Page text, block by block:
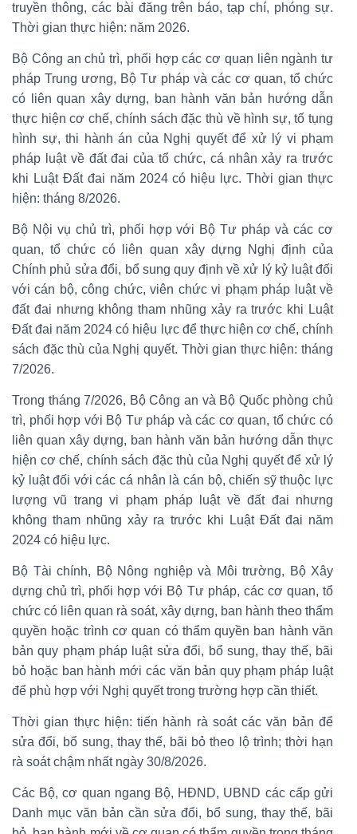
truyền thông, các bài đăng trên báo, tạp chí, phóng sự.
Thời gian thực hiện: năm 2026.
Bộ Công an chủ trì, phối hợp các cơ quan liên ngành tư
pháp Trung ương, Bộ Tư pháp và các cơ quan, tổ chức
có liên quan xây dựng, ban hành văn bản hướng dẫn
thực hiện cơ chế, chính sách đặc thù về hình sự, tố tụng
hình sự, thi hành án của Nghị quyết để xử lý vi phạm
pháp luật về đất đai của tổ chức, cá nhân xảy ra trước
khi Luật Đất đai năm 2024 có hiệu lực. Thời gian thực
hiện: tháng 8/2026.
Bộ Nội vụ chủ trì, phối hợp với Bộ Tư pháp và các cơ
quan, tổ chức có liên quan xây dựng Nghị định của
Chính phủ sửa đổi, bổ sung quy định về xử lý kỷ luật đối
với cán bộ, công chức, viên chức vi phạm pháp luật về
đất đai nhưng không tham nhũng xảy ra trước khi Luật
Đất đai năm 2024 có hiệu lực để thực hiện cơ chế, chính
sách đặc thù của Nghị quyết. Thời gian thực hiện: tháng
7/2026.
Trong tháng 7/2026, Bộ Công an và Bộ Quốc phòng chủ
trì, phối hợp với Bộ Tư pháp và các cơ quan, tổ chức có
liên quan xây dựng, ban hành văn bản hướng dẫn thực
hiện cơ chế, chính sách đặc thù của Nghị quyết để xử lý
kỷ luật đối với các cá nhân là cán bộ, chiến sỹ thuộc lực
lượng vũ trang vi phạm pháp luật về đất đai nhưng
không tham nhũng xảy ra trước khi Luật Đất đai năm
2024 có hiệu lực.
Bộ Tài chính, Bộ Nông nghiệp và Môi trường, Bộ Xây
dựng chủ trì, phối hợp với Bộ Tư pháp, các cơ quan, tổ
chức có liên quan rà soát, xây dựng, ban hành theo thẩm
quyền hoặc trình cơ quan có thẩm quyền ban hành văn
bản quy phạm pháp luật sửa đổi, bổ sung, thay thế, bãi
bỏ hoặc ban hành mới các văn bản quy phạm pháp luật
để phù hợp với Nghị quyết trong trường hợp cần thiết.
Thời gian thực hiện: tiến hành rà soát các văn bản để
sửa đổi, bổ sung, thay thế, bãi bỏ theo lộ trình; thời hạn
rà soát chậm nhất ngày 30/8/2026.
Các Bộ, cơ quan ngang Bộ, HĐND, UBND các cấp gửi
Danh mục văn bản cần sửa đổi, bổ sung, thay thế, bãi